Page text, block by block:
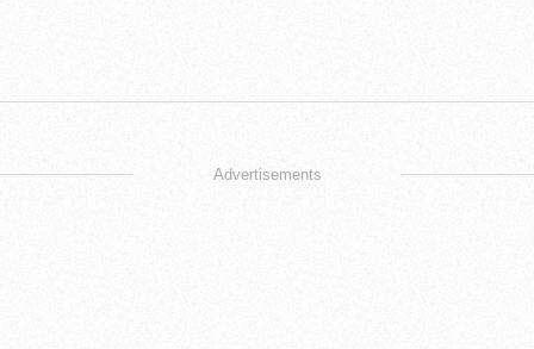
Advertisements